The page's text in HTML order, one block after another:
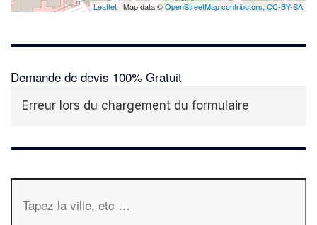
Leaflet | Map data ©OpenStreetMap contributors, CC-BY-SA
Demande de devis 100% Gratuit
Erreur lors du chargement du formulaire